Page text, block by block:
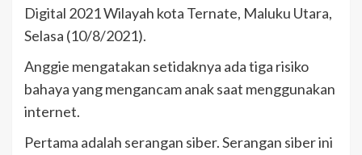
Digital 2021 Wilayah kota Ternate, Maluku Utara,
Selasa (10/8/2021).
Anggie mengatakan setidaknya ada tiga risiko
bahaya yang mengancam anak saat menggunakan
internet.
Pertama adalah serangan siber. Serangan siber ini